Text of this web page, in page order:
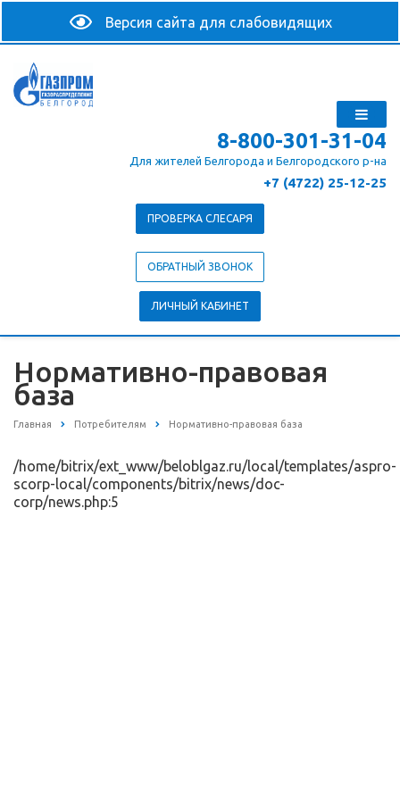
8-800-301-31-04
Для жителей Белгорода и Белгородского р-на
+7 (4722) 25-12-25
ПРОВЕРКА СЛЕСАРЯ
ОБРАТНЫЙ ЗВОНОК
ЛИЧНЫЙ КАБИНЕТ
Нормативно-правовая
база
Главная Потребителям Нормативно-правовая база
/home/bitrix/ext_www/beloblgaz.ru/local/templates/aspro-
scorp-local/components/bitrix/news/doc-
corp/news.php:5